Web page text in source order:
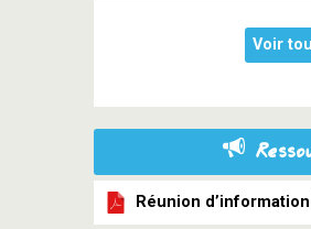
Voir
Réunion